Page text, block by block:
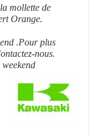
mollette de
Orange.
.Pour plus
nous.